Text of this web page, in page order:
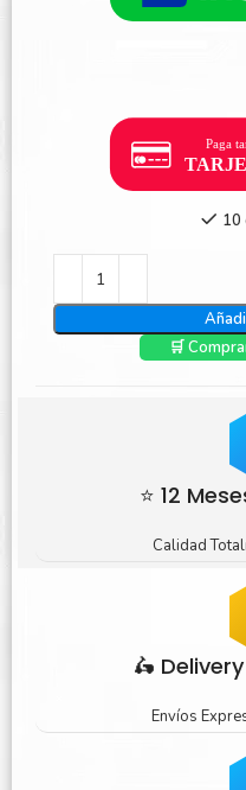
10
🛒
⭐ 12
Calidad
🛵
Envíos